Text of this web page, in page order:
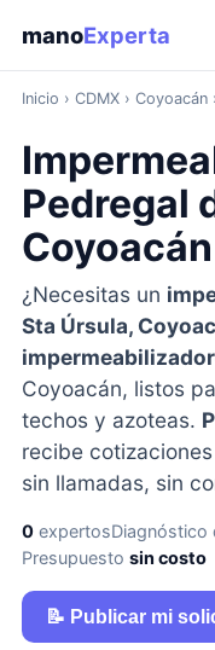
manoExperta
Inicio › CDMX› Coyoacán
Pedregal
Coyoacán
¿Necesitas un
Sta Úrsula,
Coyoacán, listos
techos y azoteas.
recibe
sin llamadas, sin
0expertosDiagnóstico
Presupuesto sin costo
📝 Publicar mi